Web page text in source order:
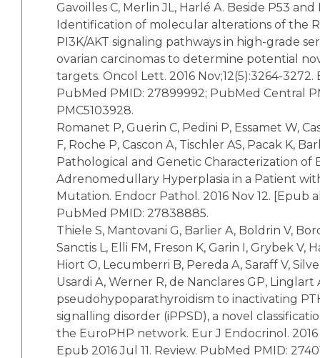
Gavoilles C, Merlin JL, Harlé A. Beside P53 and
Identification of molecular alterations of the
PI3K/AKT signaling pathways in high-grade
ovarian carcinomas to determine potential
targets. Oncol Lett. 2016 Nov;12(5):3264-3272.
PubMed PMID: 27899992; PubMed Central
PMC5103928.
Romanet P, Guerin C, Pedini P, Essamet W,
F, Roche P, Cascon A, Tischler AS, Pacak K,
Pathological and Genetic Characterization of
Adrenomedullary Hyperplasia in a Patient
Mutation. Endocr Pathol. 2016 Nov 12. [Epub
PubMed PMID: 27838885.
Thiele S, Mantovani G, Barlier A, Boldrin V,
Sanctis L, Elli FM, Freson K, Garin I, Grybek V,
Hiort O, Lecumberri B, Pereda A, Saraff V,
Usardi A, Werner R, de Nanclares GP, Linglart
pseudohypoparathyroidism to inactivating
signalling disorder (iPPSD), a novel
the EuroPHP network. Eur J Endocrinol. 2016
Epub 2016 Jul 11. Review. PubMed PMID: